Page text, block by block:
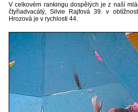
V celkovém rankingu dospělých je z naší
čtyřiadvacátý, Silvie Rajfová 39. v
Hrozová je v rychlosti 44.